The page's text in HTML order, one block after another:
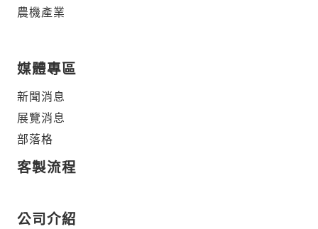
農機產業
媒體專區
新聞消息
展覽消息
部落格
客製流程
公司介紹